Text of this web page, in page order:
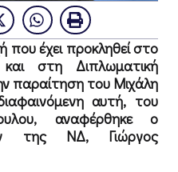
που έχει προκληθεί στο
και στη Διπλωματική
παραίτηση του Μιχάλη
αυτή, του
αναφέρθηκε ο
της ΝΔ, Γιώργος